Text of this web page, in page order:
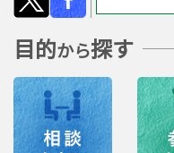
目的から探す